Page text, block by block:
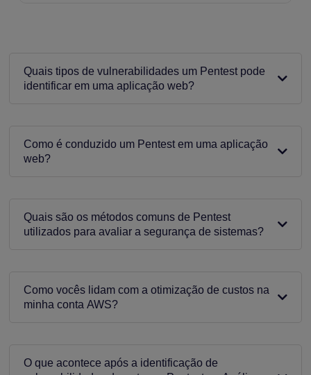
Quais tipos de vulnerabilidades um Pentest pode
identificar em uma aplicação web?
Como é conduzido um Pentest em uma aplicação
web?
Quais são os métodos comuns de Pentest
utilizados para avaliar a segurança de sistemas?
Como vocês lidam com a otimização de custos na
minha conta AWS?
O que acontece após a identificação de